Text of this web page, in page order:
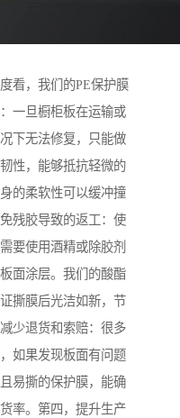
看，我们的PE保护膜
一旦橱柜板在运输或
下无法修复，只能做
性，能够抵抗轻微的
的柔软性可以缓冲撞
残胶导致的返工：使
要使用酒精或除胶剂
面涂层。我们的酸酯
撕膜后光洁如新，节
少退货和索赔：很多
如果发现板面有问题
易撕的保护膜，能确
率。第四，提升生产